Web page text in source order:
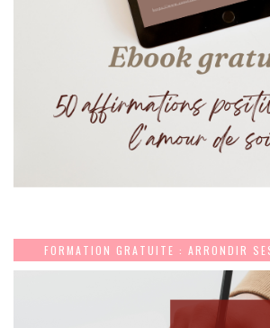
FORMATION GRATUITE : ARRONDIR